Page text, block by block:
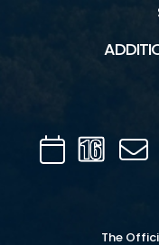
Calendar
16
The